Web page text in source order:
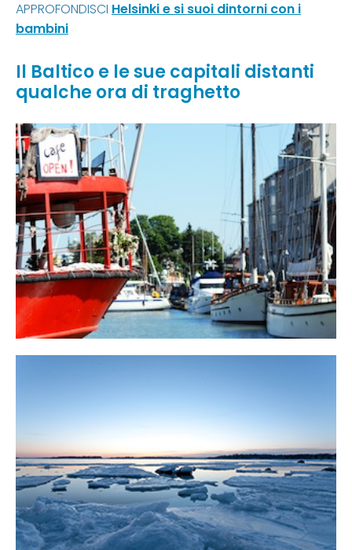
APPROFONDISCI Helsinki e si suoi dintorni con i
bambini
Il Baltico e le sue capitali distanti
qualche ora di traghetto